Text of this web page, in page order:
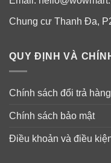
Chung cư Thanh Đa,
QUY ĐỊNH VÀ
Chính sách đổi trả hàng
Chính sách bảo mật
Điều khoản và điều